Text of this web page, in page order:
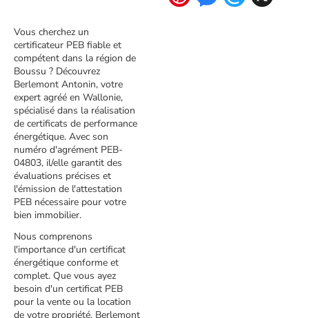
Vous cherchez un
certificateur PEB fiable et
compétent dans la région de
Boussu ? Découvrez
Berlemont Antonin, votre
expert agréé en Wallonie,
spécialisé dans la réalisation
de certificats de performance
énergétique. Avec son
numéro d'agrément PEB-
04803, il/elle garantit des
évaluations précises et
l'émission de l'attestation
PEB nécessaire pour votre
bien immobilier.
Nous comprenons
l'importance d'un certificat
énergétique conforme et
complet. Que vous ayez
besoin d'un certificat PEB
pour la vente ou la location
de votre propriété, Berlemont